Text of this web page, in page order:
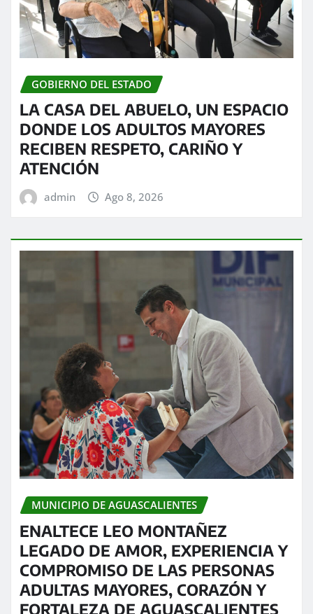
GOBIERNO DEL ESTADO
LA CASA DEL ABUELO, UN ESPACIO
DONDE LOS ADULTOS MAYORES
RECIBEN RESPETO, CARIÑO Y
ATENCIÓN
admin Ago 8, 2026
MUNICIPIO DE AGUASCALIENTES
ENALTECE LEO MONTAÑEZ
LEGADO DE AMOR, EXPERIENCIA Y
COMPROMISO DE LAS PERSONAS
ADULTAS MAYORES, CORAZÓN Y
FORTALEZA DE AGUASCALIENTES